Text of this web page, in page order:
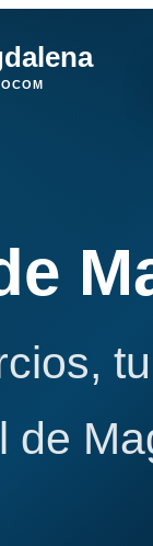
de